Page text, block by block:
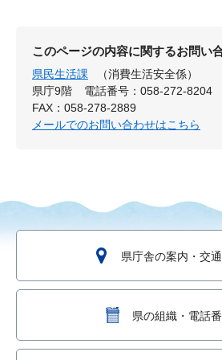
このページの内容に関するお問い
県民生活課
（消費生活安全係）
県庁9階
電話番号：058-272-
FAX：058-278-2889
メールでのお問い合わせはこちら
県庁舎の案内・交
県の組織・電話